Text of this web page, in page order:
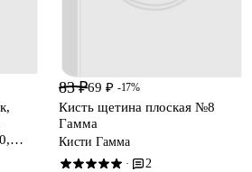
83 ₽69 ₽ -17%
Кисть щетина плоская №8
Гамма
Кисти Гамма
· 2